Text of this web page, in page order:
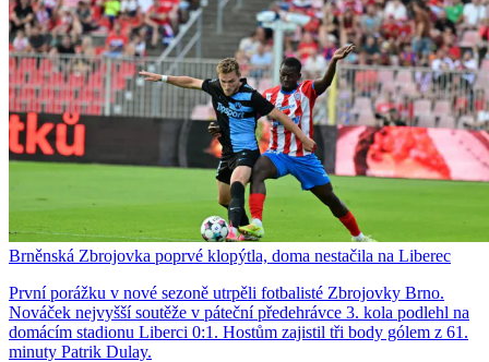
Brněnská Zbrojovka poprvé klopýtla, doma nestačila na Liberec
První porážku v nové sezoně utrpěli fotbalisté Zbrojovky Brno.
Nováček nejvyšší soutěže v páteční předehrávce 3. kola podlehl na
domácím stadionu Liberci 0:1. Hostům zajistil tři body gólem z 61.
minuty Patrik Dulay.